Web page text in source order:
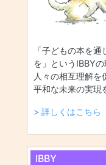
「子どもの本を
を」というIBBY
人々の相互理解を
平和な未来の実現
> 詳しくはこちら
IBBY